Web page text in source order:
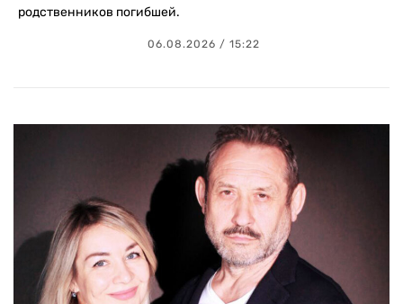
родственников погибшей.
06.08.2026 / 15:22